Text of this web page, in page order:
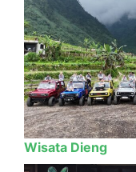
Wisata Dieng